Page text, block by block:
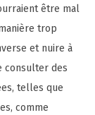
être mal
trop
et nuire à
consulter des
telles que
comme